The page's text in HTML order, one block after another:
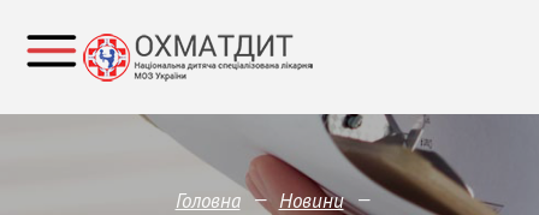
Головна — Новини —